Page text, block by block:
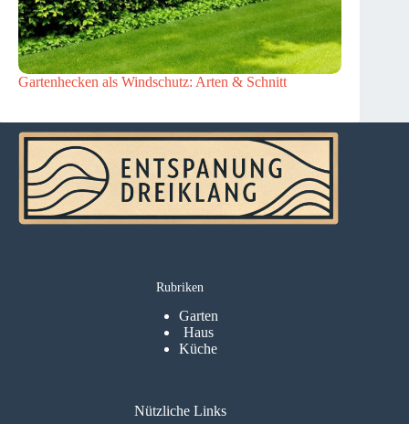
Gartenhecken als Windschutz: Arten & Schnitt
Rubriken
Garten
Haus
Küche
Nützliche Links